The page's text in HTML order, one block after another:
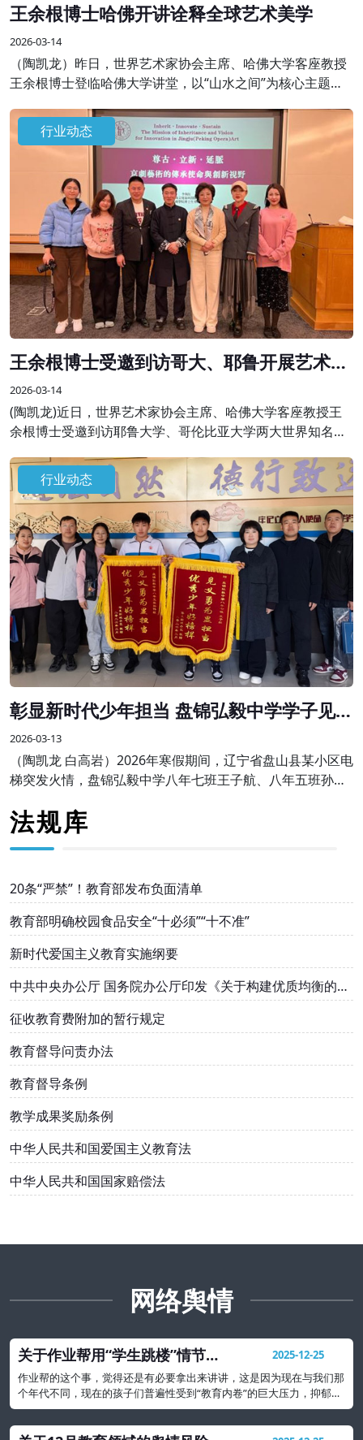
王余根博士哈佛开讲诠释全球艺术美学
2026-03-14
（陶凯龙）昨日，世界艺术家协会主席、哈佛大学客座教授
王余根博士登临哈佛大学讲堂，以“山水之间”为核心主题开
和平的美学思想融于一堂，为全球学界、艺术界同仁呈现了
一场跨越边界的艺术盛宴。
行业动态
王余根博士受邀到访哥大、耶鲁开展艺术学
术交流
2026-03-14
(陶凯龙)近日，世界艺术家协会主席、哈佛大学客座教授王
余根博士受邀到访耶鲁大学、哥伦比亚大学两大世界知名高
际各界嘉宾的热烈欢迎。
行业动态
彰显新时代少年担当 盘锦弘毅中学学子见义
勇为受表彰
2026-03-13
（陶凯龙 白高岩）2026年寒假期间，辽宁省盘山县某小区电
梯突发火情，盘锦弘毅中学八年七班王子航、八年五班孙伟
出，熟练使用灭火器果断处置，成功将火情扑灭
法规库
20条“严禁”！教育部发布负面清单
教育部明确校园食品安全“十必须”“十不准”
新时代爱国主义教育实施纲要
中共中央办公厅 国务院办公厅印发《关于构建优质均衡的基
本公共教育服务体系的意见》
征收教育费附加的暂行规定
教育督导问责办法
教育督导条例
教学成果奖励条例
中华人民共和国爱国主义教育法
中华人民共和国国家赔偿法
网络舆情
关于作业帮用“学生跳楼”情节出
题事件的教育警示
2025-12-25
作业帮的这个事，觉得还是有必要拿出来讲讲，这是因为现在与我们那
个年代不同，现在的孩子们普遍性受到“教育内卷”的巨大压力，抑郁、
焦虑等心理问题可能要比我们想象的还要严重很多。